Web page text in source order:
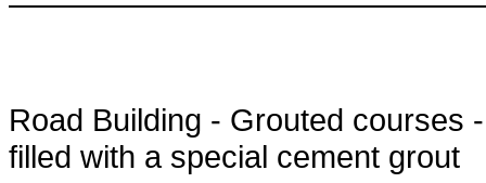
Road Building - Grouted courses
filled with a special cement grout